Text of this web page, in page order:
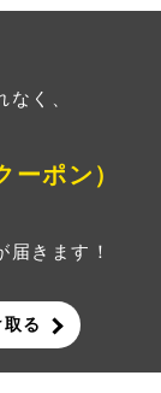
く、
ポン）
きます！
る